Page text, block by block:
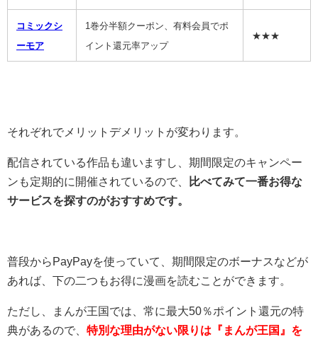
コミックシ
ーモア
1巻分半額クーポン、有料会員でポ
イント還元率アップ
★★★
それぞれでメリットデメリットが変わります。
配信されている作品も違いますし、期間限定のキャンペー
ンも定期的に開催されているので、
比べてみて一番お得な
サービスを探すのがおすすめです。
普段からPayPayを使っていて、期間限定のボーナスなどが
あれば、下の二つもお得に漫画を読むことができます。
ただし、まんが王国では、常に最大50％ポイント還元の特
典があるので、 特別な理由がない限りは『まんが王国』を